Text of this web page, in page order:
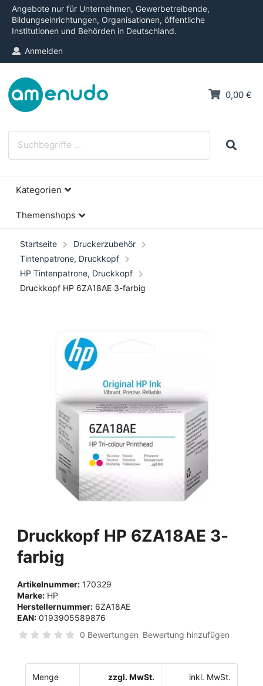
Angebote nur für Unternehmen, Gewerbetreibende,
Bildungseinrichtungen, Organisationen, öffentliche
Institutionen und Behörden in Deutschland.
Anmelden
0,00 €
Kategorien
Themenshops
Startseite
Druckerzubehör
Tintenpatrone, Druckkopf
HP Tintenpatrone, Druckkopf
Druckkopf HP 6ZA18AE 3-farbig
Druckkopf HP 6ZA18AE 3-
farbig
Artikelnummer: 170329
Marke: HP
Herstellernummer: 6ZA18AE
EAN: 0193905589876
0 Bewertungen Bewertung hinzufügen
Menge zzgl. MwSt. inkl. MwSt.